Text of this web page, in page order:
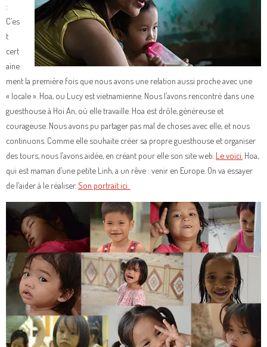
:
C’es
t
cert
aine
ment la première fois que nous avons une relation aussi proche avec une
« locale ». Hoa, ou Lucy est vietnamienne. Nous l’avons rencontré dans une
guesthouse à Hoi An, où elle travaille. Hoa est drôle, généreuse et
courageuse. Nous avons pu partager pas mal de choses avec elle, et nous
continuons. Comme elle souhaite créer sa propre guesthouse et organiser
des tours, nous l’avons aidée, en créant pour elle son site web. Le voici. Hoa,
qui est maman d’une petite Linh, a un rêve : venir en Europe. On va essayer
de l’aider à le réaliser. Son portrait ici.